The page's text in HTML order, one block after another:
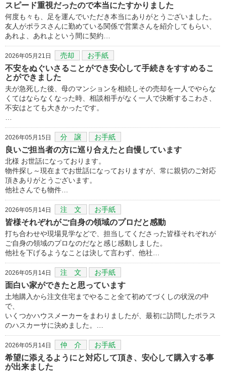
スピード重視だったので本当にたすかりました
何度も々も、足を運んでいただき本当にありがとうございました。
友人がポラスさんに勤めている関係で営業さんを紹介してもらい、
あれよ、あれよという間に契約…
2026年05月21日 売却 お手紙
不安をぬぐいさることができ安心して手続きをすすめるこ
とができました
夫が急死した後、母のマンションを相続しその売却を一人でやらな
くてはならなくなった時、相談相手がなく一人で決断するこわさ、
不安はとても大きかったです。
2026年05月15日 分 譲 お手紙
良いご担当者の方に巡り合えたと自慢しています
北様 お世話になっております。
物件探し～現在までお世話になっておりますが、常に親切のご対応
頂きありがとうございます。
他社さんでも物件…
2026年05月14日 注 文 お手紙
皆様それぞれがご自身の領域のプロだと感動
打ち合わせや現場見学などで、担当してくださった皆様それぞれが
ご自身の領域のプロなのだなと感じ感動しました。
他社を下げるようなことは決して言わず、他社…
2026年05月14日 注 文 お手紙
面白い家ができたと思っています
土地購入から注文住宅までやること全て初めてづくしの状況の中
で、
いくつかハウスメーカーをまわりましたが、最初に訪問したポラス
のハスカーサに決めました。…
2026年05月14日 仲 介 お手紙
希望に添えるようにと対応して頂き、安心して購入する事
が出来ました